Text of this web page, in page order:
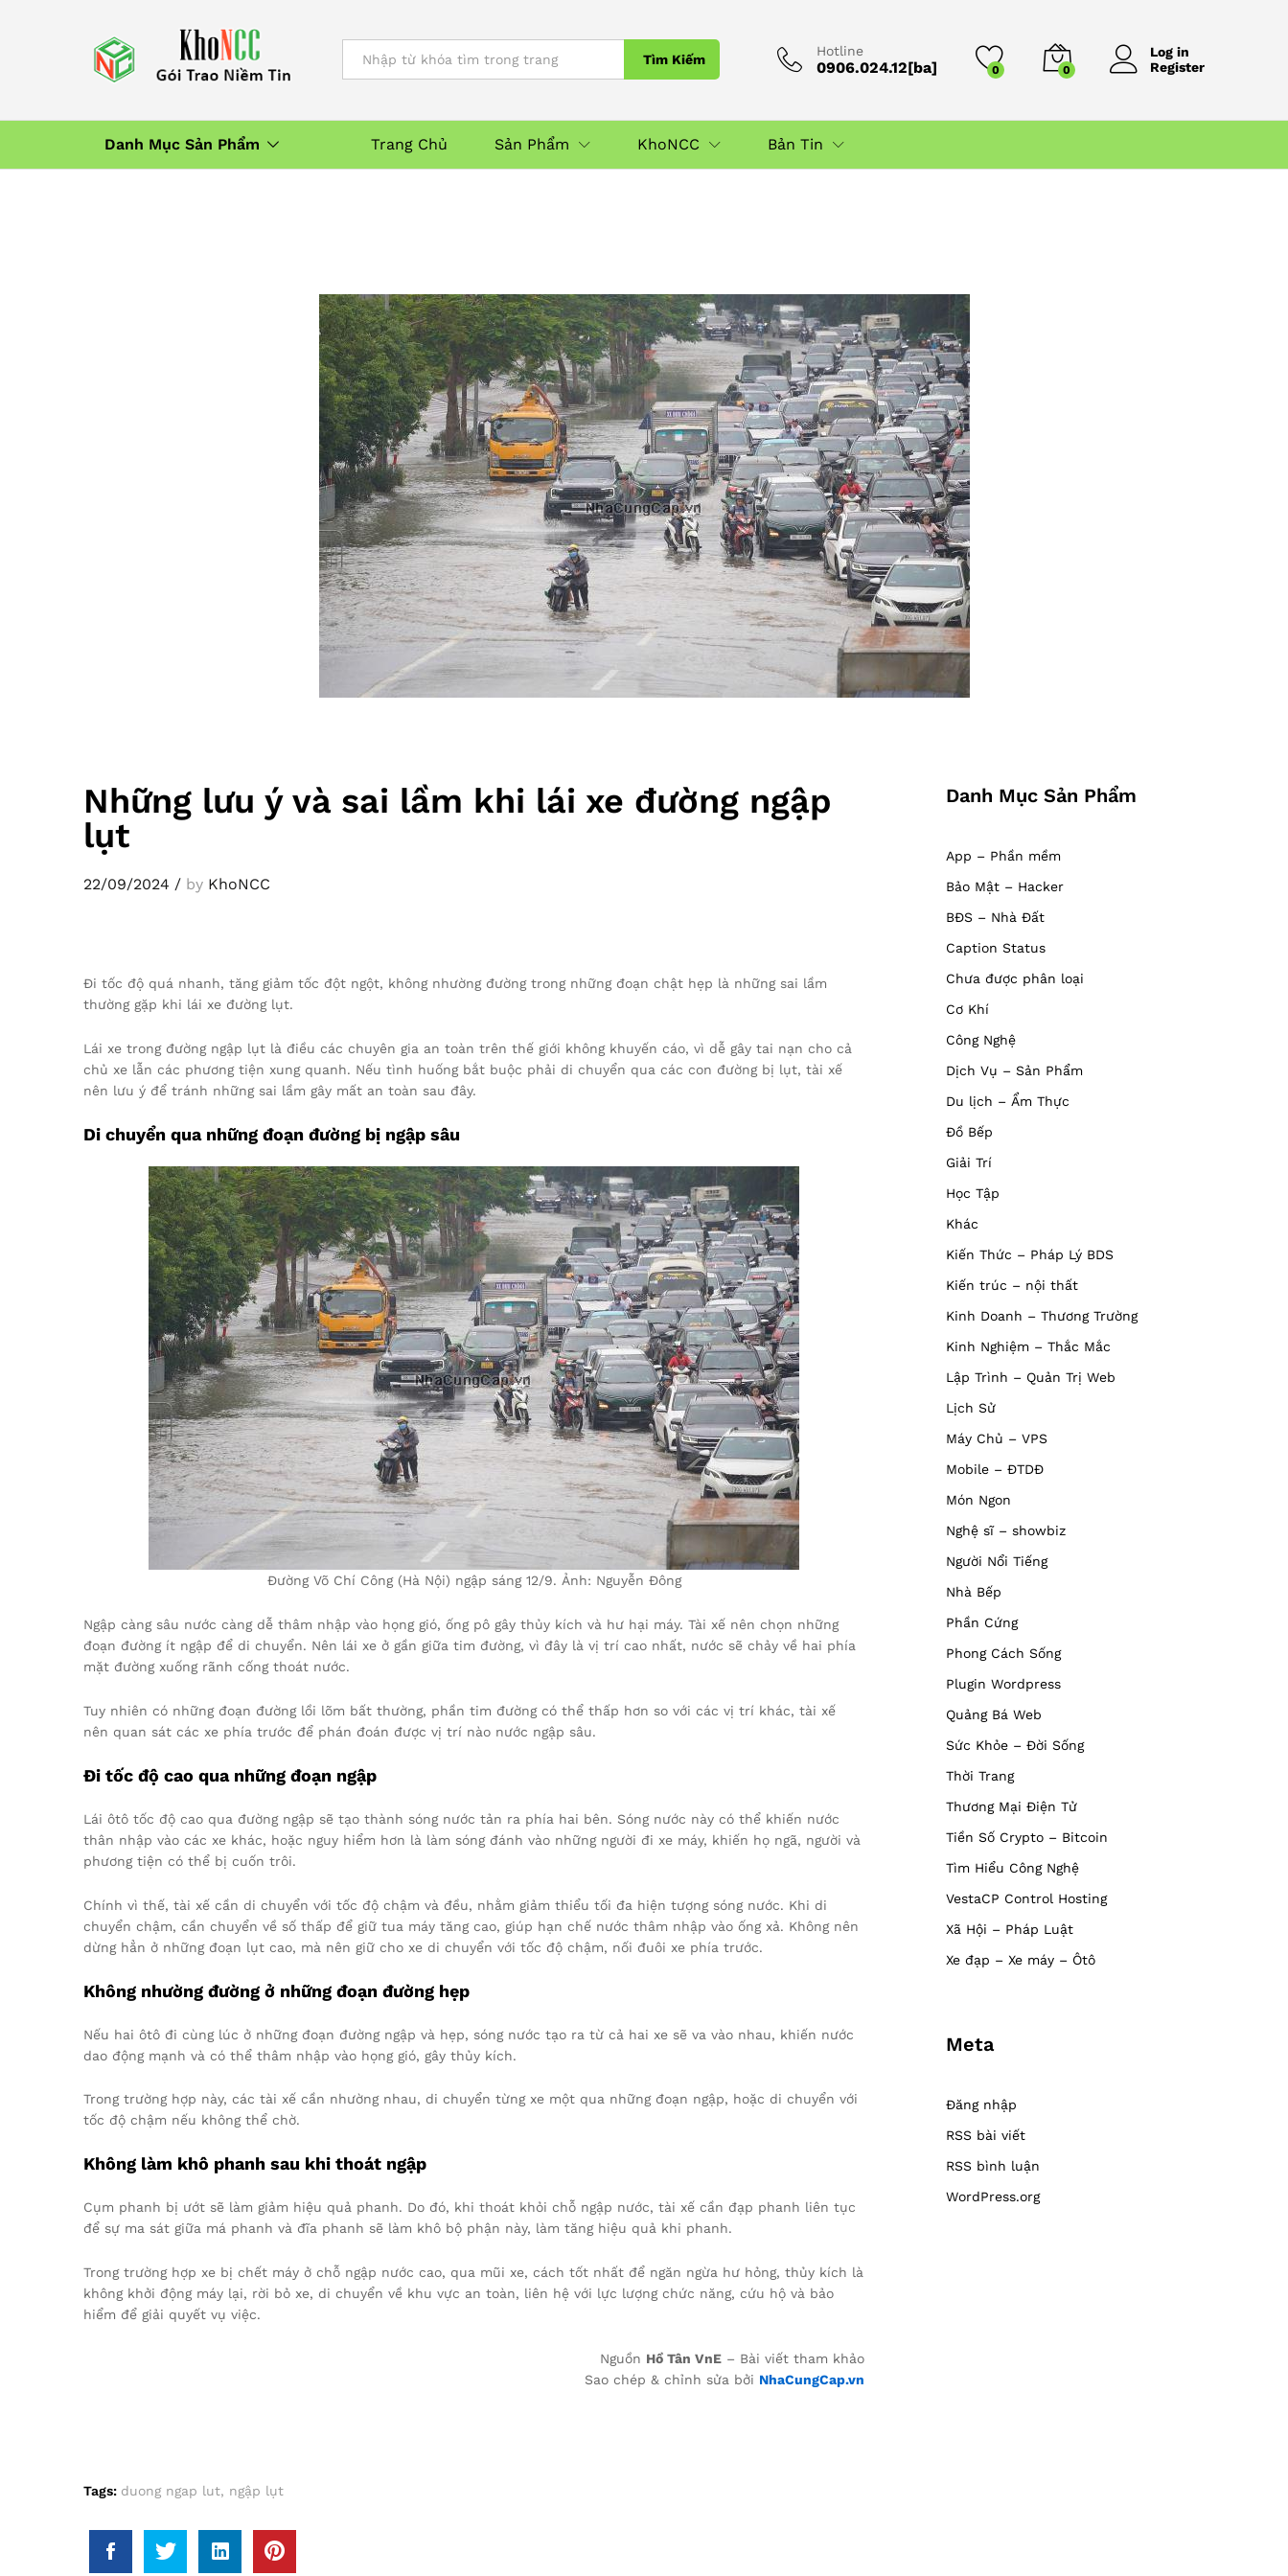
Tìm Kiếm
Hotline
0906.024.12[ba] 0 0
Log in
Register
Danh Mục Sản Phẩm Trang Chủ Sản Phẩm KhoNCC Bản Tin
Những lưu ý và sai lầm khi lái xe đường ngập
lụt
22/09/2024 / by KhoNCC
Đi tốc độ quá nhanh, tăng giảm tốc đột ngột, không nhường đường trong những đoạn chật hẹp là những sai lầm
thường gặp khi lái xe đường lụt.
Lái xe trong đường ngập lụt là điều các chuyên gia an toàn trên thế giới không khuyến cáo, vì dễ gây tai nạn cho cả
chủ xe lẫn các phương tiện xung quanh. Nếu tình huống bắt buộc phải di chuyển qua các con đường bị lụt, tài xế
nên lưu ý để tránh những sai lầm gây mất an toàn sau đây.
Di chuyển qua những đoạn đường bị ngập sâu
Đường Võ Chí Công (Hà Nội) ngập sáng 12/9. Ảnh: Nguyễn Đông
Ngập càng sâu nước càng dễ thâm nhập vào họng gió, ống pô gây thủy kích và hư hại máy. Tài xế nên chọn những
đoạn đường ít ngập để di chuyển. Nên lái xe ở gần giữa tim đường, vì đây là vị trí cao nhất, nước sẽ chảy về hai phía
mặt đường xuống rãnh cống thoát nước.
Tuy nhiên có những đoạn đường lồi lõm bất thường, phần tim đường có thể thấp hơn so với các vị trí khác, tài xế
nên quan sát các xe phía trước để phán đoán được vị trí nào nước ngập sâu.
Đi tốc độ cao qua những đoạn ngập
Lái ôtô tốc độ cao qua đường ngập sẽ tạo thành sóng nước tản ra phía hai bên. Sóng nước này có thể khiến nước
thân nhập vào các xe khác, hoặc nguy hiểm hơn là làm sóng đánh vào những người đi xe máy, khiến họ ngã, người và
phương tiện có thể bị cuốn trôi.
Chính vì thế, tài xế cần di chuyển với tốc độ chậm và đều, nhằm giảm thiểu tối đa hiện tượng sóng nước. Khi di
chuyển chậm, cần chuyển về số thấp để giữ tua máy tăng cao, giúp hạn chế nước thâm nhập vào ống xả. Không nên
dừng hẳn ở những đoạn lụt cao, mà nên giữ cho xe di chuyển với tốc độ chậm, nối đuôi xe phía trước.
Không nhường đường ở những đoạn đường hẹp
Nếu hai ôtô đi cùng lúc ở những đoạn đường ngập và hẹp, sóng nước tạo ra từ cả hai xe sẽ va vào nhau, khiến nước
dao động mạnh và có thể thâm nhập vào họng gió, gây thủy kích.
Trong trường hợp này, các tài xế cần nhường nhau, di chuyển từng xe một qua những đoạn ngập, hoặc di chuyển với
tốc độ chậm nếu không thể chờ.
Không làm khô phanh sau khi thoát ngập
Cụm phanh bị ướt sẽ làm giảm hiệu quả phanh. Do đó, khi thoát khỏi chỗ ngập nước, tài xế cần đạp phanh liên tục
để sự ma sát giữa má phanh và đĩa phanh sẽ làm khô bộ phận này, làm tăng hiệu quả khi phanh.
Trong trường hợp xe bị chết máy ở chỗ ngập nước cao, qua mũi xe, cách tốt nhất để ngăn ngừa hư hỏng, thủy kích là
không khởi động máy lại, rời bỏ xe, di chuyển về khu vực an toàn, liên hệ với lực lượng chức năng, cứu hộ và bảo
hiểm để giải quyết vụ việc.
Nguồn Hồ Tân VnE – Bài viết tham khảo
Sao chép & chỉnh sửa bởi NhaCungCap.vn
Tags: duong ngap lut, ngập lụt
Danh Mục Sản Phẩm
App – Phần mềm
Bảo Mật – Hacker
BĐS – Nhà Đất
Caption Status
Chưa được phân loại
Cơ Khí
Công Nghệ
Dịch Vụ – Sản Phẩm
Du lịch – Ẩm Thực
Đồ Bếp
Giải Trí
Học Tập
Khác
Kiến Thức – Pháp Lý BDS
Kiến trúc – nội thất
Kinh Doanh – Thương Trường
Kinh Nghiệm – Thắc Mắc
Lập Trình – Quản Trị Web
Lịch Sử
Máy Chủ – VPS
Mobile – ĐTDĐ
Món Ngon
Nghệ sĩ – showbiz
Người Nổi Tiếng
Nhà Bếp
Phần Cứng
Phong Cách Sống
Plugin Wordpress
Quảng Bá Web
Sức Khỏe – Đời Sống
Thời Trang
Thương Mại Điện Tử
Tiền Số Crypto – Bitcoin
Tìm Hiểu Công Nghệ
VestaCP Control Hosting
Xã Hội – Pháp Luật
Xe đạp – Xe máy – Ôtô
Meta
Đăng nhập
RSS bài viết
RSS bình luận
WordPress.org